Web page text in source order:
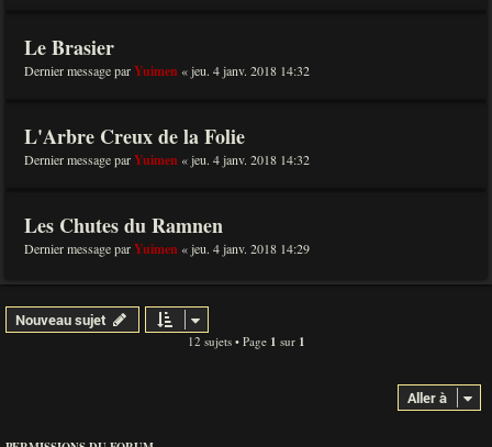
Le Brasier
Dernier message parYuimen «jeu. 4 janv. 2018 14:32
L'Arbre Creux de la Folie
Dernier message parYuimen «jeu. 4 janv. 2018 14:32
Les Chutes du Ramnen
Dernier message parYuimen «jeu. 4 janv. 2018 14:29
Nouveau sujet
12 sujets • Page 1 sur 1
Aller à